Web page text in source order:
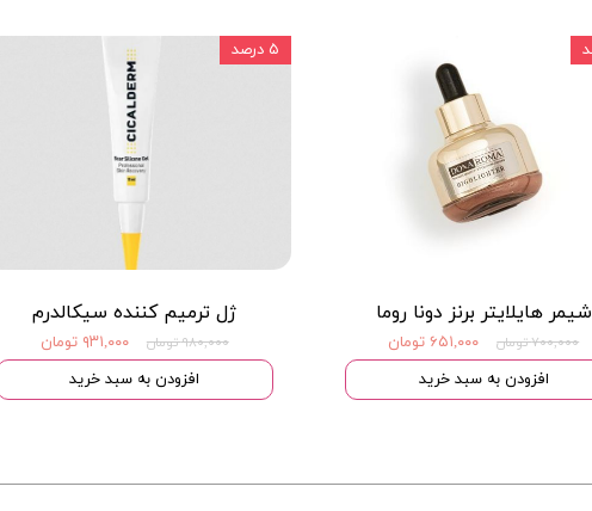
شیمر هایلایتر برنز دونا روما
۷۰۰,۰۰۰ تومان
۶۵۱,۰۰۰ تومان
افزودن به سبد خرید
ژل ترمیم کننده سیکالدرم
۹۸۰,۰۰۰ تومان
۹۳۱,۰۰۰ تومان
افزودن به سبد خرید
۵ درصد